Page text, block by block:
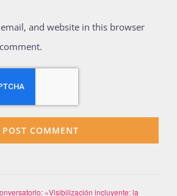
and website in this browser
«Visibilización incluyente: la